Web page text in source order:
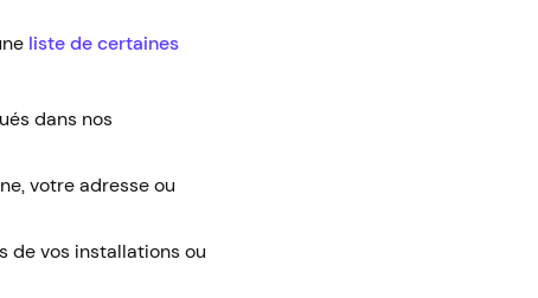
liste de certaines
dans nos
votre adresse ou
de vos installations ou